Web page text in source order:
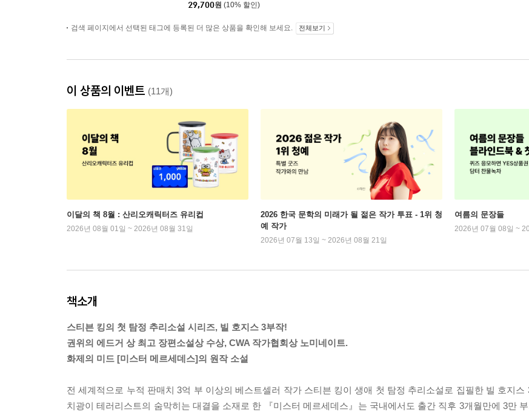
29,700원 (10% 할인)
검색 페이지에서 선택된 태그에 등록된 더 많은 상품을 확인해 보세요. 전체보기
이 상품의 이벤트 (11개)
이달의 책 8월 : 산리오캐릭터즈 유리컵
2026년 08월 01일 ~ 2026년 08월 31일
2026 한국 문학의 미래가 될 젊은 작가 투표 - 1위 청
예 작가
2026년 07월 13일 ~ 2026년 08월 21일
여름의 문장들
2026년 07월 08일 ~
책소개
스티븐 킹의 첫 탐정 추리소설 시리즈, 빌 호지스 3부작!
권위의 에드거 상 최고 장편소설상 수상, CWA 작가협회상 노미네이트.
화제의 미드 [미스터 메르세데스]의 원작 소설
전 세계적으로 누적 판매치 3억 부 이상의 베스트셀러 작가 스티븐 킹이 생애 첫 탐정 추리소설로 집필한 빌 호지스
치광이 테러리스트의 숨막히는 대결을 소재로 한 『미스터 메르세데스』는 국내에서도 출간 직후 3개월만에 3만